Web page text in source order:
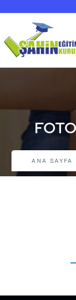
ANA SAYFA